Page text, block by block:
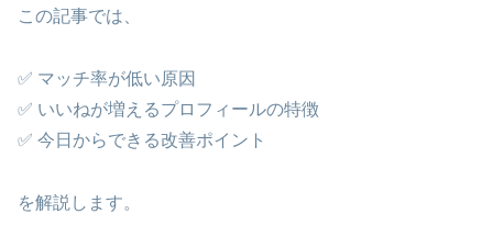
この記事では、
✅ マッチ率が低い原因
✅ いいねが増えるプロフィールの特徴
✅ 今日からできる改善ポイント
を解説します。